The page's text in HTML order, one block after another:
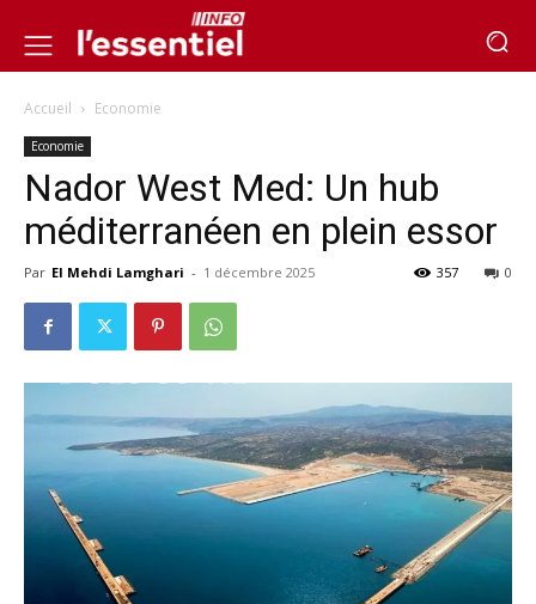
Accueil Economie
Economie
Nador West Med: Un hub
méditerranéen en plein essor
Par El Mehdi Lamghari - 1 décembre 2025 0
357